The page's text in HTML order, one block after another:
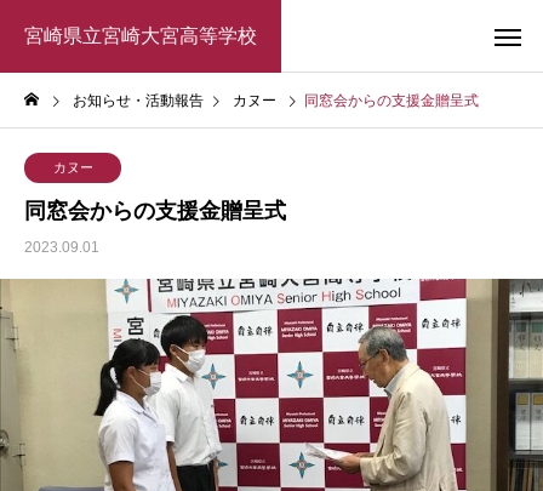
宮崎県立宮崎大宮高等学校
お知らせ・活動報告 カヌー 同窓会からの支援金贈呈式
カヌー
同窓会からの支援金贈呈式
2023.09.01